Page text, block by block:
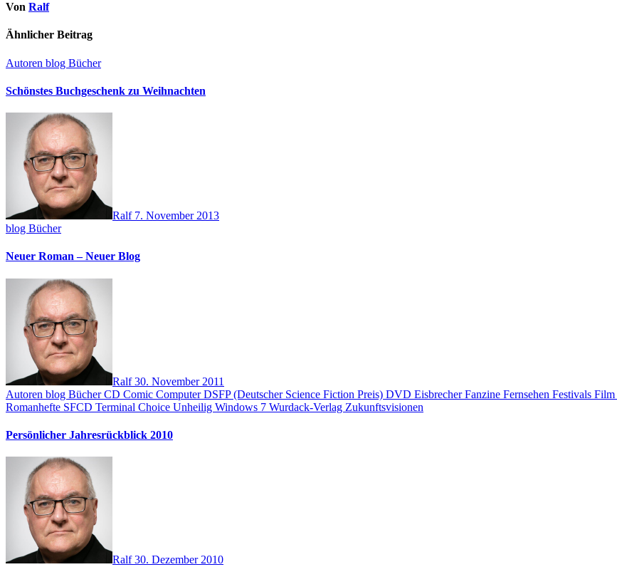
Von Ralf
Ähnlicher Beitrag
Autoren blog Bücher
Schönstes Buchgeschenk zu Weihnachten
Ralf 7. November 2013
blog Bücher
Neuer Roman – Neuer Blog
Ralf30. November 2011
Autoren blog BücherCD Comic ComputerDSFP (Deutscher Science Fiction Preis) DVD EisbrecherFanzine Fernsehen Festivals Film
Romanhefte SFCD Terminal Choice Unheilig Windows 7 Wurdack-Verlag Zukunftsvisionen
Persönlicher Jahresrückblick 2010
Ralf30. Dezember 2010